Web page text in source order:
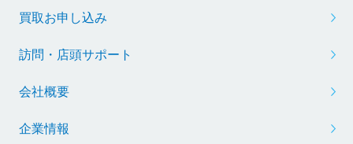
買取お申し込み
訪問・店頭サポート
会社概要
企業情報